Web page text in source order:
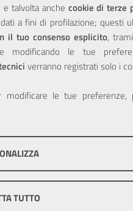
e talvolta anche cookie di terze
a fini di profilazione; questi
il tuo consenso esplicito,
modificando le tue
verranno registrati solo i
modificare le tue preferenze,
i tuoi dati e le tue
TUTTO
di Messina -Credits|